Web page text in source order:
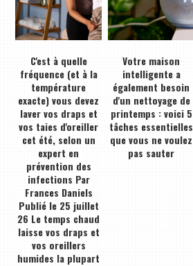
C'est à quelle
fréquence (et à la
température
exacte) vous devez
laver vos draps et
vos taies d'oreiller
cet été, selon un
expert en
prévention des
infections Par
Frances Daniels
Publié le 25 juillet
26 Le temps chaud
laisse vos draps et
vos oreillers
humides la plupart
Votre maison
intelligente a
également besoin
d'un nettoyage de
printemps : voici 5
tâches essentielles
que vous ne voulez
pas sauter